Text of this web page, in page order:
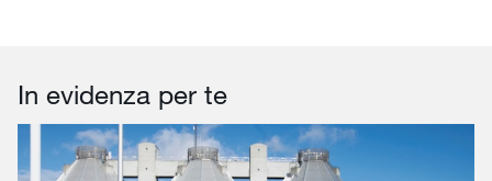
In evidenza per te